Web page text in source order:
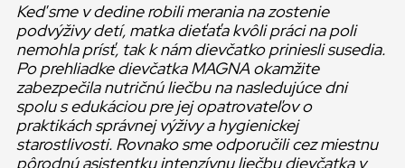
Keď sme v dedine robili merania na zostenie
podvýživy detí, matka dieťaťa kvôli práci na poli
nemohla prísť, tak k nám dievčatko priniesli susedia.
Po prehliadke dievčatka MAGNA okamžite
zabezpečila nutričnú liečbu na nasledujúce dni
spolu s edukáciou pre jej opatrovateľov o
praktikách správnej výživy a hygienickej
starostlivosti. Rovnako sme odporučili cez miestnu
pôrodnú asistentku intenzívnu liečbu dievčatka v